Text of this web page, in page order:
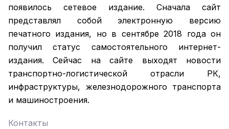
появилось сетевое издание. Сначала сайт
представлял собой электронную версию
печатного издания, но в сентябре 2018 года он
получил статус самостоятельного интернет-
издания. Сейчас на сайте выходят новости
транспортно-логистической отрасли РК,
инфраструктуры, железнодорожного транспорта
и машиностроения.
Контакты